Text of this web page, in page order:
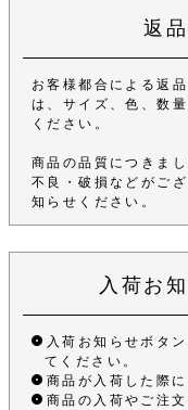
返
お客様都合による返
は、サイズ、色、数
ください。
商品の品質につきま
不良・破損などがご
知らせください。
入荷お
入荷お知らせボタ
てください。
商品が入荷した際
商品の入荷やご注